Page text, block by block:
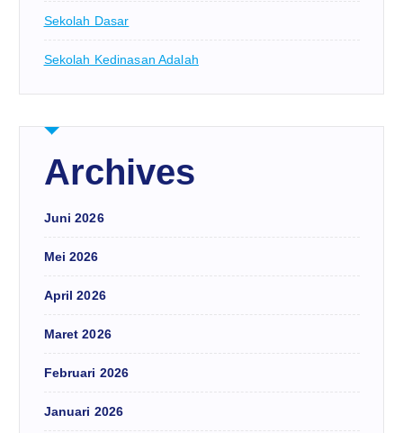
Sekolah Dasar
Sekolah Kedinasan Adalah
Archives
Juni 2026
Mei 2026
April 2026
Maret 2026
Februari 2026
Januari 2026